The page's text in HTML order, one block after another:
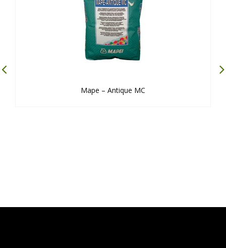
Mape – Antique MC